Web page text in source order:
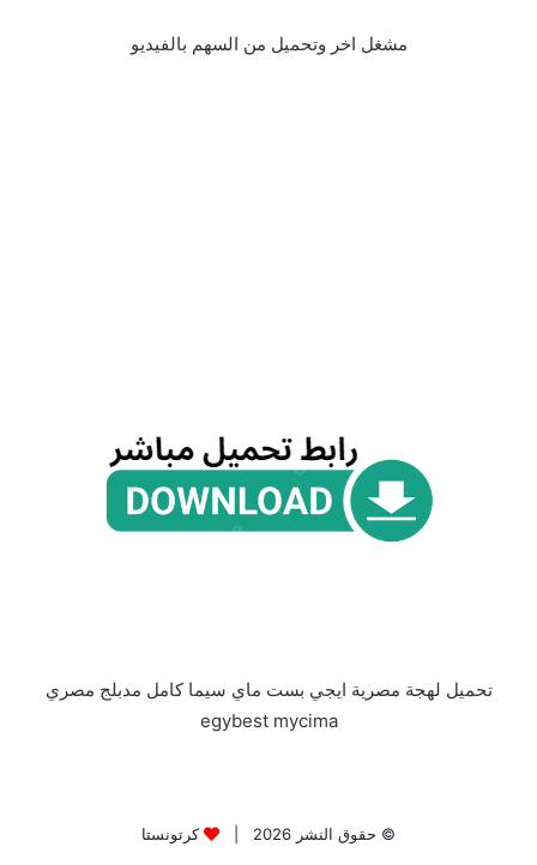
مشغل اخر وتحميل من السهم بالفيديو
تحميل لهجة مصرية ايجي بست ماي سيما كامل مدبلج مصري
egybest mycima
© حقوق النشر 2026 | كرتونستا